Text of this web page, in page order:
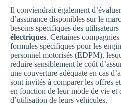
Il conviendrait également
d’assurance disponibles sur le
besoins spécifiques des utilisateurs
électriques. Certaines
formules spécifiques pour les
personnel motorisés (EDPM),
réduire sensiblement le coût
une couverture adéquate en cas
sont invités à comparer les offres
en fonction de leur mode de vie et
d’utilisation de leurs véhicules.